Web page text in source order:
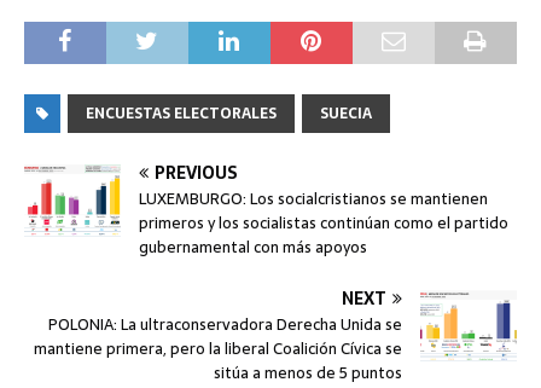
ENCUESTAS ELECTORALES SUECIA
PREVIOUS
LUXEMBURGO: Los socialcristianos se mantienen
primeros y los socialistas continúan como el partido
gubernamental con más apoyos
NEXT
POLONIA: La ultraconservadora Derecha Unida se
mantiene primera, pero la liberal Coalición Cívica se
sitúa a menos de 5 puntos